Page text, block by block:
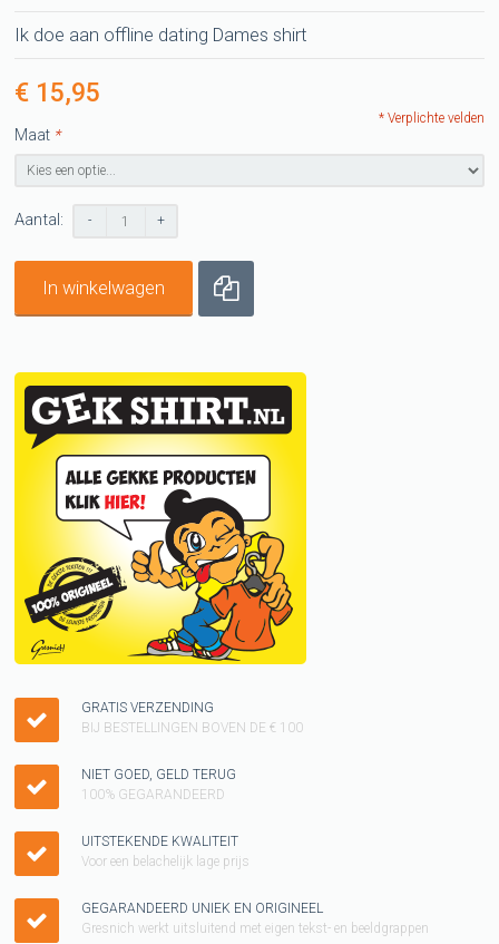
Ik doe aan offline dating Dames shirt
€ 15,95
*
Maat
* Verplichte velden
Aantal: - +
In winkelwagen
GRATIS VERZENDING
BIJ BESTELLINGEN BOVEN DE € 100
NIET GOED, GELD TERUG
100% GEGARANDEERD
UITSTEKENDE KWALITEIT
Voor een belachelijk lage prijs
GEGARANDEERD UNIEK EN ORIGINEEL
Gresnich werkt uitsluitend met eigen tekst- en beeldgrappen